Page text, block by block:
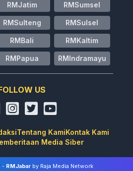
RMJatim RMSumsel
RMSulteng RMSulsel
RMBali RMKaltim
RMPapua RMIndramayu
US
Tentang KamiKontak Kami
Media Siber
- RMJabarby Raja Media Network